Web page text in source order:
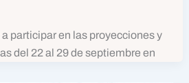
participar en las proyecciones y
del 22 al 29 de septiembre en